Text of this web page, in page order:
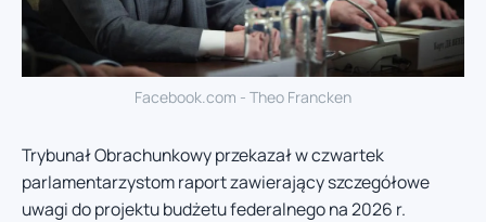
Facebook.com - Theo Francken
Trybunał Obrachunkowy przekazał w czwartek
parlamentarzystom raport zawierający szczegółowe
uwagi do projektu budżetu federalnego na 2026 r.